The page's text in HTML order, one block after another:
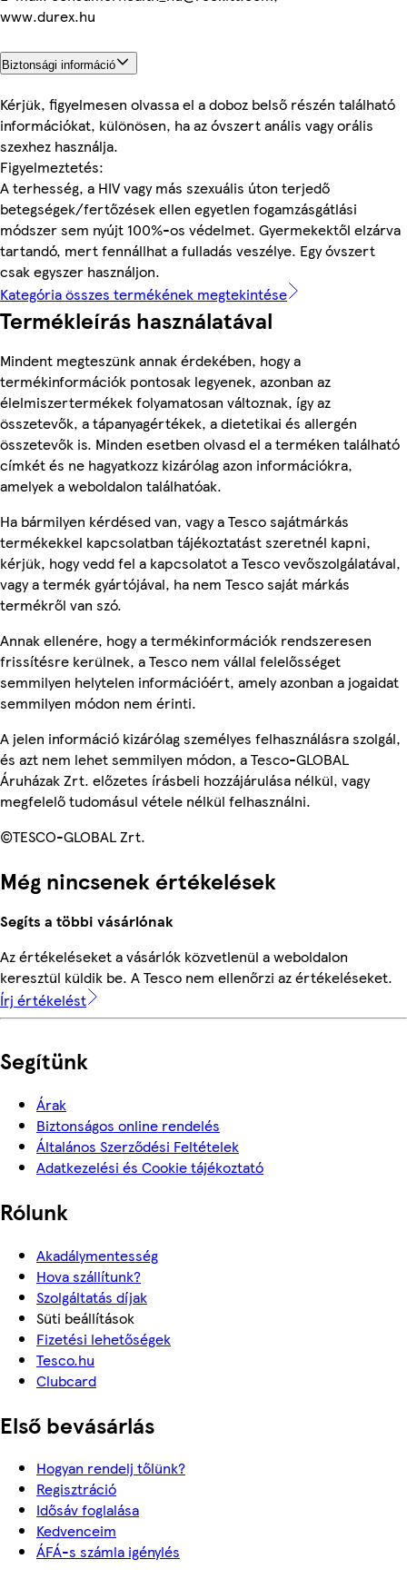
www.durex.hu
Biztonsági információ
Kérjük, figyelmesen olvassa el a doboz belső részén található
információkat, különösen, ha az óvszert anális vagy orális
szexhez használja.
Figyelmeztetés:
A terhesség, a HIV vagy más szexuális úton terjedő
betegségek/fertőzések ellen egyetlen fogamzásgátlási
módszer sem nyújt 100%-os védelmet. Gyermekektől elzárva
tartandó, mert fennállhat a fulladás veszélye. Egy óvszert
csak egyszer használjon.
Kategória összes termékének megtekintése
Termékleírás használatával
Mindent megteszünk annak érdekében, hogy a
termékinformációk pontosak legyenek, azonban az
élelmiszertermékek folyamatosan változnak, így az
összetevők, a tápanyagértékek, a dietetikai és allergén
összetevők is. Minden esetben olvasd el a terméken található
címkét és ne hagyatkozz kizárólag azon információkra,
amelyek a weboldalon találhatóak.
Ha bármilyen kérdésed van, vagy a Tesco sajátmárkás
termékekkel kapcsolatban tájékoztatást szeretnél kapni,
kérjük, hogy vedd fel a kapcsolatot a Tesco vevőszolgálatával,
vagy a termék gyártójával, ha nem Tesco saját márkás
termékről van szó.
Annak ellenére, hogy a termékinformációk rendszeresen
frissítésre kerülnek, a Tesco nem vállal felelősséget
semmilyen helytelen információért, amely azonban a jogaidat
semmilyen módon nem érinti.
A jelen információ kizárólag személyes felhasználásra szolgál,
és azt nem lehet semmilyen módon, a Tesco-GLOBAL
Áruházak Zrt. előzetes írásbeli hozzájárulása nélkül, vagy
megfelelő tudomásul vétele nélkül felhasználni.
©TESCO-GLOBAL Zrt.
Még nincsenek értékelések
Segíts a többi vásárlónak
Az értékeléseket a vásárlók közvetlenül a weboldalon
keresztül küldik be. A Tesco nem ellenőrzi az értékeléseket.
Írj értékelést
Segítünk
Árak
Biztonságos online rendelés
Általános Szerződési Feltételek
Adatkezelési és Cookie tájékoztató
Rólunk
Akadálymentesség
Hova szállítunk?
Szolgáltatás díjak
Süti beállítások
Fizetési lehetőségek
Tesco.hu
Clubcard
Első bevásárlás
Hogyan rendelj tőlünk?
Regisztráció
Idősáv foglalása
Kedvenceim
ÁFÁ-s számla igénylés